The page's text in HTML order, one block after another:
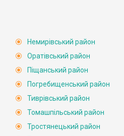
Немирівський район
Оратівський район
Піщанський район
Погребищенський район
Тиврівський район
Томашпільський район
Тростянецький район